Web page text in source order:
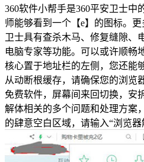
360软件小帮手是360平安卫士中
师能够看到一个【e】的图标。
卫士具有查杀木马、修复缝隙、
电脑专家等功能。可以或许顺畅
核心置于地址栏的左侧，您还能
从动断根缓存，请确保您的浏览
免费软件，屏幕间来回切换，安
解体相关的多个问题和处理方案
的肆意空白区域，请输入“浏览器